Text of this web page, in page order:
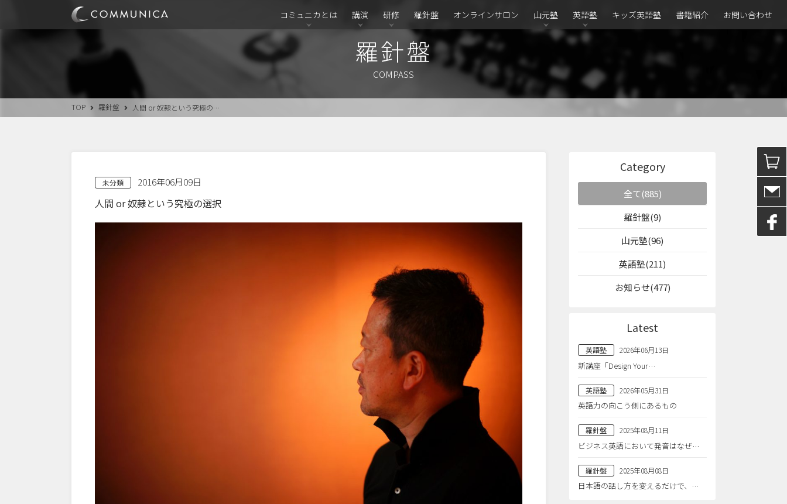
コミュニカとは 講演 研修 羅針盤 オンラインサロン 山元塾 英語塾 キッズ英語塾 書籍紹介 お問い合わせ
羅針盤
COMPASS
TOP 羅針盤 人間 or 奴隷という究極の…
未分類 2016年06月09日
人間 or 奴隷という究極の選択
Category
全て(885)
羅針盤(9)
山元塾(96)
英語塾(211)
お知らせ(477)
Latest
英語塾 2026年06月13日
新講座「Design Your…
英語塾 2026年05月31日
英語力の向こう側にあるもの
羅針盤 2025年08月11日
ビジネス英語において発音はなぜ…
羅針盤 2025年08月08日
日本語の話し方を変えるだけで、…